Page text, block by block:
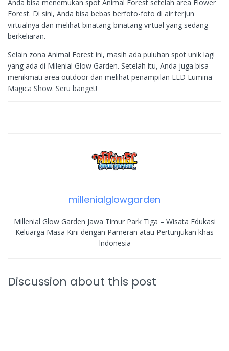
Anda bisa menemukan spot Animal Forest setelah area Flower
Forest. Di sini, Anda bisa bebas berfoto-foto di air terjun
virtualnya dan melihat binatang-binatang virtual yang sedang
berkeliaran.
Selain zona Animal Forest ini, masih ada puluhan spot unik lagi
yang ada di Milenial Glow Garden. Setelah itu, Anda juga bisa
menikmati area outdoor dan melihat penampilan LED Lumina
Magica Show. Seru banget!
millenialglowgarden
Millenial Glow Garden Jawa Timur Park Tiga – Wisata Edukasi
Keluarga Masa Kini dengan Pameran atau Pertunjukan khas
Indonesia
Discussion about this post